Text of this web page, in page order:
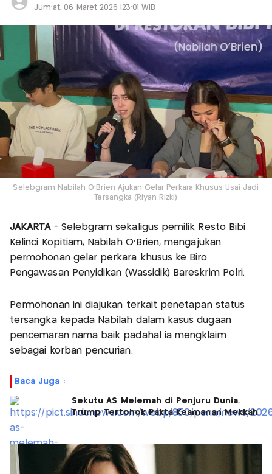
Jum'at, 06 Maret 2026 |23:01 WIB
Selebgram Nabilah O'Brien Ajukan Gelar Perkara Khusus Usai Jadi
Tersangka (Riyan Rizki)
JAKARTA- Selebgram sekaligus pemilik Resto Bibi
Kelinci Kopitiam, Nabilah O’Brien, mengajukan
permohonan gelar perkara khusus ke Biro
Pengawasan Penyidikan (Wassidik) Bareskrim Polri.
Permohonan ini diajukan terkait penetapan status
tersangka kepada Nabilah dalam kasus dugaan
pencemaran nama baik padahal ia mengklaim
sebagai korban pencurian.
Baca Juga :
Sekutu AS Melemah di Penjuru Dunia,
Trump Tertohok Pakta Keamanan Mekkah